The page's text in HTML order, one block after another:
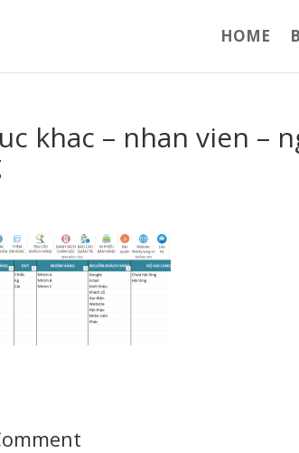
HOME
khac – nhan vien –